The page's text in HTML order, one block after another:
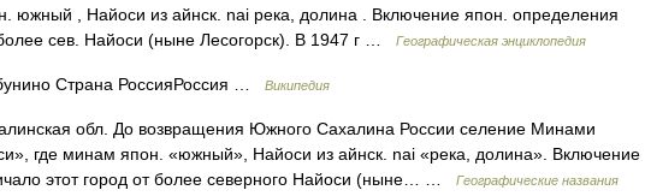
южный , Найоси из айнск. nai река, долина . Включение япон. определения
сев. Найоси (ныне Лесогорск). В 1947 г …
Географическая энциклопедия
Страна РоссияРоссия … Википедия
обл. До возвращения Южного Сахалина России селение Минами
где минам япон. «южный», Найоси из айнск. nai «река, долина». Включение
этот город от более северного Найоси (ныне… …
Географические названия